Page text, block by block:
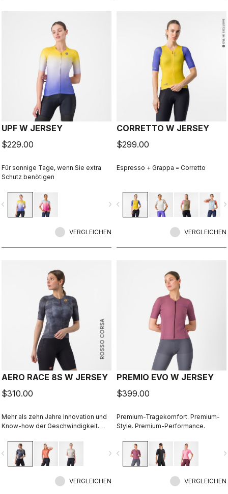
UPF W JERSEY
$229.00
Für sonnige Tage, wenn Sie extra
Schutz benötigen
navigate_next
VERGLEICHEN
CORRETTO W JERSEY
$299.00
Espresso + Grappa = Corretto
navigate_before
VERGLEICHEN
ROSSO CORSA
AERO RACE 8S W JERSEY
$310.00
Mehr als zehn Jahre Innovation und
Know-how der Geschwindigkeit.
noch schneller.
navigate_next
VERGLEICHEN
PREMIO EVO W JERSEY
$399.00
Premium-Tragekomfort. Premium-
Style. Premium-Performance.
navigate_before
VERGLEICHEN